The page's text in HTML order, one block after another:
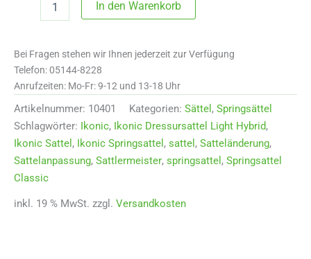
"Hybrid
Version"
17,5"
schwarz
Menge
In den Warenkorb
Bei Fragen stehen wir Ihnen jederzeit zur Verfügung
Telefon: 05144-8228
Anrufzeiten: Mo-Fr: 9-12 und 13-18 Uhr
Artikelnummer: 10401 Kategorien: Sättel , Springsättel
Schlagwörter: Ikonic, Ikonic Dressursattel Light Hybrid,
Ikonic Sattel , Ikonic Springsattel , sattel , Satteländerung,
Sattelanpassung, Sattlermeister, springsattel , Springsattel
Classic
inkl. 19 % MwSt. zzgl. Versandkosten